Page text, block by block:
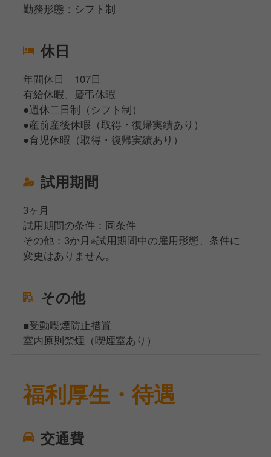
勤務形態：シフト制
休日
年間休日 107日
有給休暇、慶弔休暇
●週休二日制（シフト制）
●産前産後休暇（取得・復帰実績あり）
●育児休暇（取得・復帰実績あり）
試用期間
3ヶ月
試用期間の条件：同条件
その他：3か月※試用期間中の雇用形態、条件に
変更はありません。
その他
■受動喫煙防止措置
室内原則禁煙（喫煙室あり）
福利厚生・待遇
交通費